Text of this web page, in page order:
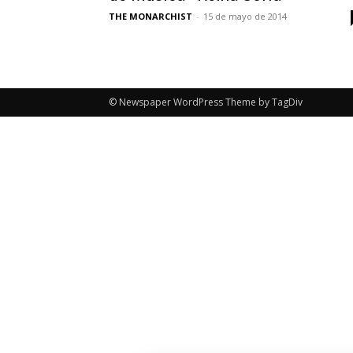
THE MONARCHIST - 15 de mayo de 2014
© Newspaper WordPress Theme by TagDiv